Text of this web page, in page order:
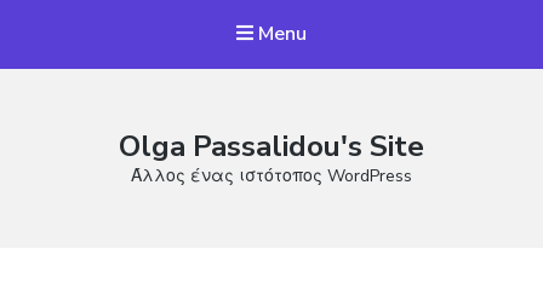
Menu
Olga Passalidou's Site
Άλλος ένας ιστότοπος WordPress